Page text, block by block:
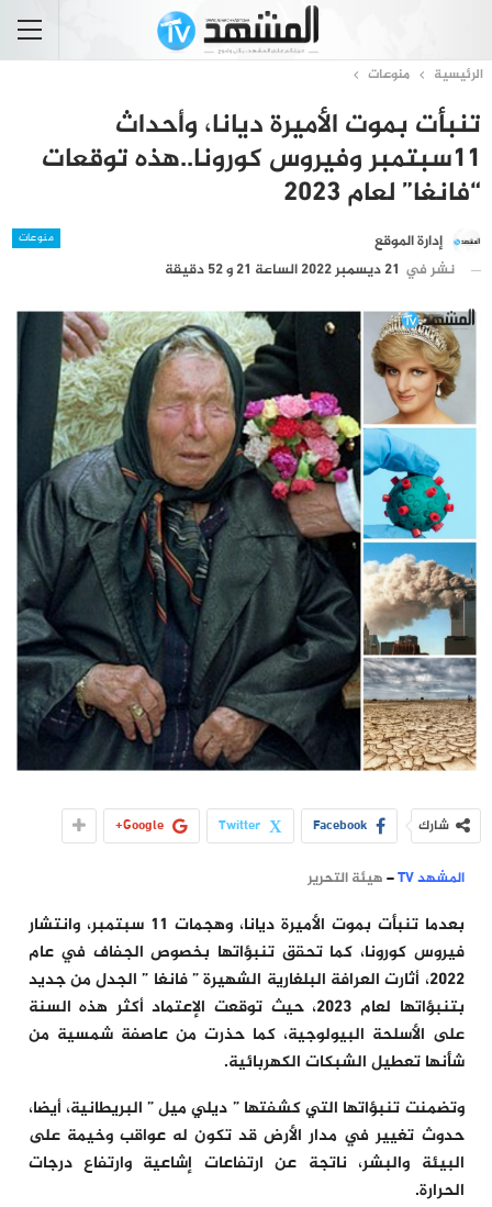
الرئيسية منوعات
تنبأت بموت الأميرة ديانا، وأحداث
11سبتمبر وفيروس كورونا..هذه توقعات
“فانغا” لعام 2023
منوعات
إدارة الموقع
نشر في 21 ديسمبر 2022 الساعة 21 و 52 دقيقة
شارك Facebook
Twitter
Google+
المشهد TV –هيئة التحرير
بعدما تنبأت بموت الأميرة ديانا، وهجمات 11 سبتمبر، وانتشار
فيروس كورونا، كما تحقق تنبؤاتها بخصوص الجفاف في عام
2022، أثارت العرافة البلغارية الشهيرة ” فانغا ” الجدل من جديد
بتنبؤاتها لعام 2023، حيث توقعت الإعتماد أكثر هذه السنة
على الأسلحة البيولوجية، كما حذرت من عاصفة شمسية من
شأنها تعطيل الشبكات الكهربائية.
وتضمنت تنبؤاتها التي كشفتها ” ديلي ميل ” البريطانية، أيضا،
حدوث تغيير في مدار الأرض قد تكون له عواقب وخيمة على
البيئة والبشر، ناتجة عن ارتفاعات إشاعية وارتفاع درجات
الحرارة.